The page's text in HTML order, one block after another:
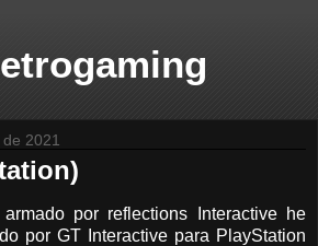
2021
por reflections Interactive he
por GT Interactive para PlayStation